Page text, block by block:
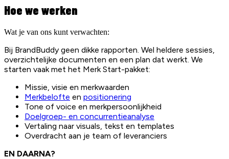
Hoe we werken
Wat je van ons kunt verwachten:
Bij BrandBuddy geen dikke rapporten. Wel heldere sessies,
overzichtelijke documenten en een plan dat werkt. We
starten vaak met het Merk Start-pakket:
Missie, visie en merkwaarden
Merkbelofte en positionering
Tone of voice en merkpersoonlijkheid
Doelgroep- en concurrentieanalyse
Vertaling naar visuals, tekst en templates
Overdracht aan je team of leveranciers
EN DAARNA?